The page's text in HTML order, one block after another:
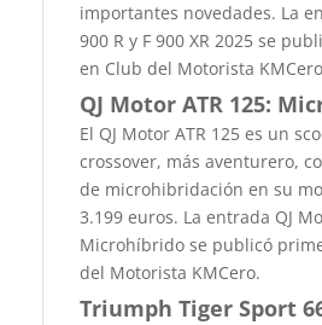
importantes novedades. La
900 R y F 900 XR 2025 se
en Club del Motorista
QJ Motor ATR 125:
El QJ Motor ATR 125 es un
crossover, más aventurero,
de microhibridación en su
3.199 euros. La entrada QJ
Microhíbrido se publicó
del Motorista KMCero.
Triumph Tiger Sport